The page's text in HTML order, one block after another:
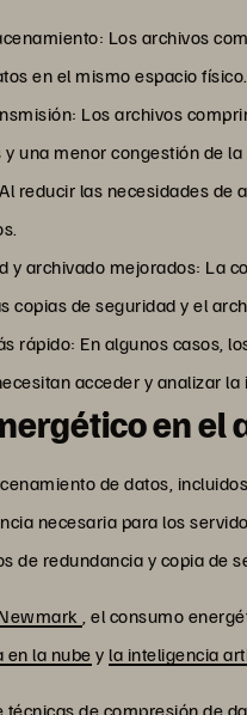
Los archivos
en el mismo espacio físico.
Los archivos
una menor congestión de la
reducir las necesidades
y archivado mejorados: La
copias de seguridad y el
rápido: En algunos casos,
acceder y analizar
en
de datos,
necesaria para los
de redundancia y copia de
, el consumo
en la nubeyla inteligencia
técnicas de compresión de